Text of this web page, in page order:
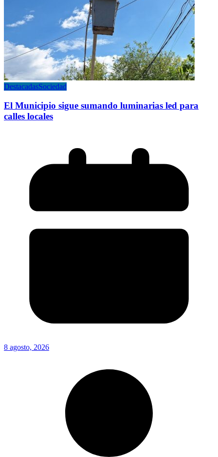
DestacadasSociedad
El Municipio sigue sumando luminarias led para
calles locales
8 agosto, 2026